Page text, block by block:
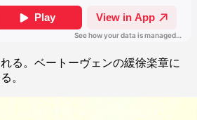
る。ベートーヴェンの緩徐楽章に
。